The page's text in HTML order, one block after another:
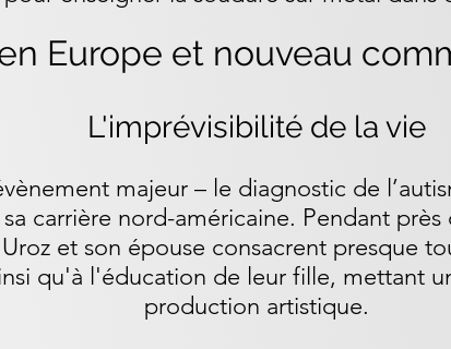
Europe et nouveau
L'imprévisibilité de la vie
majeur – le diagnostic de
carrière nord-américaine. Pendant
et son épouse consacrent presque
qu'à l'éducation de leur fille, mettant
production artistique.